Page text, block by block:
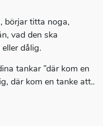
börjar titta noga,
vad den ska
dålig.
tankar ”där kom en
där kom en tanke att..